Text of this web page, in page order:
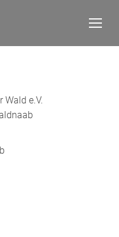
Wald e.V.